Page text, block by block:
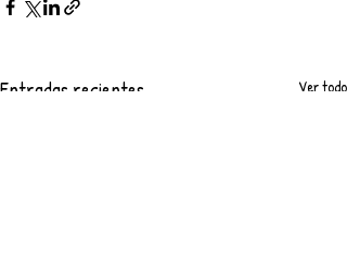
Entradas recientes Ver todo